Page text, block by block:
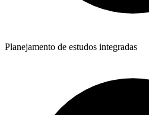
Planejamento de estudos integradas